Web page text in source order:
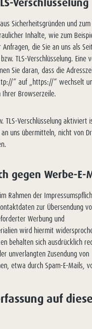
Sicherheitsgründen und
Inhalte, wie zum
Anfragen, die Sie an uns als
TLS-Verschlüsselung. Eine
Sie daran, dass die
“ auf „https://“ wechselt
Ihrer Browserzeile.
TLS-Verschlüsselung aktiviert
an uns übermitteln, nicht von
gegen Werbe-E-
Rahmen der
zur Übersendung
Werbung und
wird hiermit
behalten sich ausdrücklich
unverlangten Zusendung von
etwa durch Spam-E-Mails,
auf